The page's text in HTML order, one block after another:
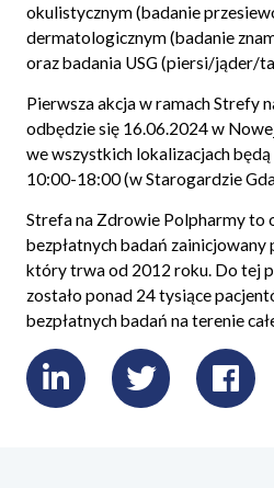
okulistycznym (badanie
dermatologicznym (badanie
oraz badania USG (piersi/jąder/
Pierwsza akcja w ramach Strefy
odbędzie się 16.06.2024 w
we wszystkich lokalizacjach
10:00-18:00 (w Starogardzie
Strefa na Zdrowie Polpharmy to
bezpłatnych badań
który trwa od 2012 roku. Do tej
zostało ponad 24 tysiące
bezpłatnych badań na terenie
LinkedInTwitter